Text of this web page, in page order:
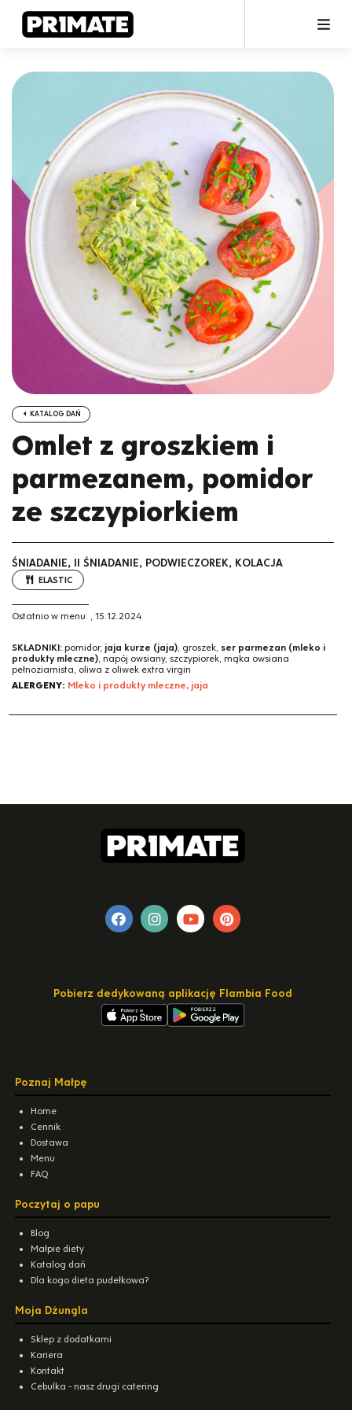
KATALOG DAŃ
Omlet z groszkiem i
parmezanem, pomidor
ze szczypiorkiem
ŚNIADANIE, II ŚNIADANIE, PODWIECZOREK, KOLACJA
ELASTIC
Ostatnio w menu: , 15.12.2024
SKŁADNIKI: pomidor, jaja kurze (jaja), groszek, ser parmezan (mleko i
produkty mleczne), napój owsiany, szczypiorek, mąka owsiana
pełnoziarnista, oliwa z oliwek extra virgin
ALERGENY: Mleko i produkty mleczne, jaja
Pobierz dedykowaną aplikację Flambia Food
Poznaj Małpę
Home
Cennik
Dostawa
Menu
FAQ
Poczytaj o papu
Blog
Małpie diety
Katalog dań
Dla kogo dieta pudełkowa?
Moja Dżungla
Sklep z dodatkami
Kariera
Kontakt
Cebulka - nasz drugi catering